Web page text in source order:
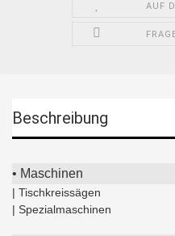
AUF
Beschreibung
• Maschinen
| Tischkreissägen
| Spezialmaschinen